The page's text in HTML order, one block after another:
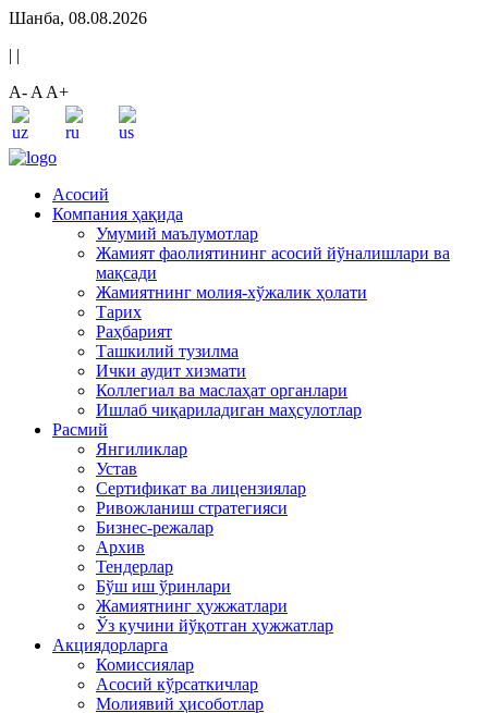
Шанба, 08.08.2026
| |
A- A A+
Асосий
Компания ҳақида
Умумий маълумотлар
Жамият фаолиятининг асосий йўналишлари ва
мақсади
Жамиятнинг молия-хўжалик ҳолати
Тарих
Раҳбарият
Ташкилий тузилма
Ички аудит хизмати
Коллегиал ва маслаҳат органлари
Ишлаб чиқариладиган маҳсулотлар
Расмий
Янгиликлар
Устав
Сертификат ва лицензиялар
Ривожланиш стратегияси
Бизнес-режалар
Архив
Тендерлар
Бўш иш ўринлари
Жамиятнинг ҳужжатлари
Ўз кучини йўқотган ҳужжатлар
Акциядорларга
Комиссиялар
Асосий кўрсаткичлар
Молиявий ҳисоботлар